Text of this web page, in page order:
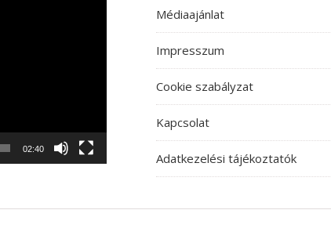
02:40
Médiaajánlat
Impresszum
Cookie szabályzat
Kapcsolat
Adatkezelési tájékoztatók